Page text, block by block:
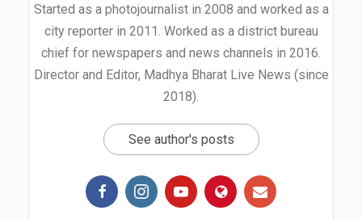
Started as a photojournalist in 2008 and worked as a
city reporter in 2011. Worked as a district bureau
chief for newspapers and news channels in 2016.
Director and Editor, Madhya Bharat Live News (since
2018).
See author's posts